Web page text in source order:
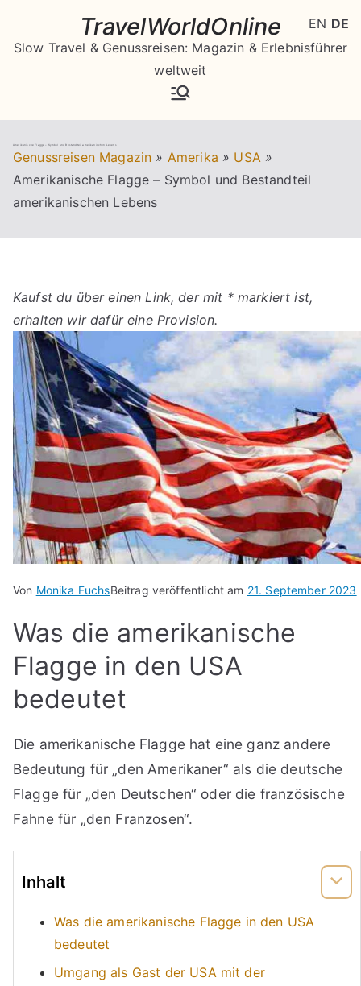
springen
TravelWorldOnline
Slow Travel & Genussreisen: Magazin & Erlebnisführer
weltweit
Amerikanische Flagge – Symbol und Bestandteil amerikanischen Lebens
Genussreisen Magazin » Amerika » USA »
Amerikanische Flagge – Symbol und Bestandteil
amerikanischen Lebens
Kaufst du über einen Link, der mit * markiert ist,
erhalten wir dafür eine Provision.
Von Monika FuchsBeitrag veröffentlicht am 21. September 2023
Was die amerikanische
Flagge in den USA
bedeutet
Die amerikanische Flagge hat eine ganz andere
Bedeutung für „den Amerikaner“ als die deutsche
Flagge für „den Deutschen“ oder die französische
Fahne für „den Franzosen“.
Inhalt
Was die amerikanische Flagge in den USA
bedeutet
Umgang als Gast der USA mit der
EN DE